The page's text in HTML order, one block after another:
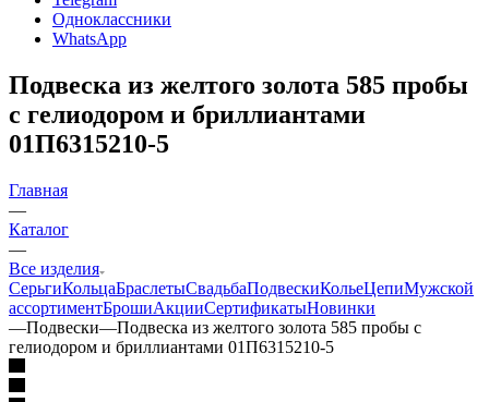
Одноклассники
WhatsApp
Подвеска из желтого золота 585 пробы
с гелиодором и бриллиантами
01П6315210-5
Главная
—
Каталог
—
Все изделия
СерьгиКольцаБраслетыСвадьбаПодвескиКольеЦепиМужской
ассортиментБрошиАкцииСертификатыНовинки
—Подвески—Подвеска из желтого золота 585 пробы с
гелиодором и бриллиантами 01П6315210-5